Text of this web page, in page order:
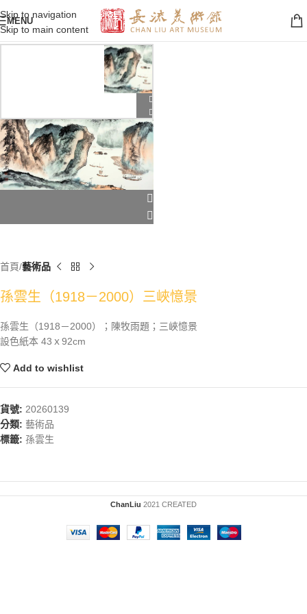
Skip to navigation
Skip to main content
MENU
首頁 藝術品
孫雲生（1918－2000）三峽憶景
孫雲生（1918－2000）；陳牧雨題；三峽憶景
設色紙本 43ｘ92cm
Add to wishlist
貨號: 20260139
分類: 藝術品
標籤: 孫雲生
ChanLiu 2021 CREATED